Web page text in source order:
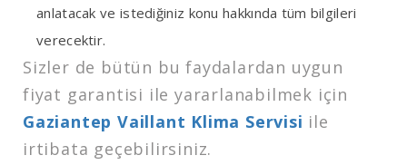
anlatacak ve istediğiniz konu hakkında tüm bilgileri
verecektir.
Sizler de bütün bu faydalardan uygun
fiyat garantisi ile yararlanabilmek için
Gaziantep Vaillant Klima Servisi ile
irtibata geçebilirsiniz.